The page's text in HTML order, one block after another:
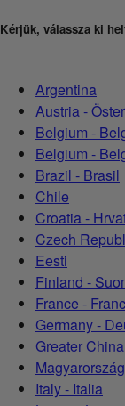
Kérjük, válassza ki
Argentina
Austria -
Belgium -
Belgium -
Brazil - Brasil
Chile
Croatia -
Czech
Eesti
Finland -
France -
Germany -
Greater
Magyarország
Italy - Italia